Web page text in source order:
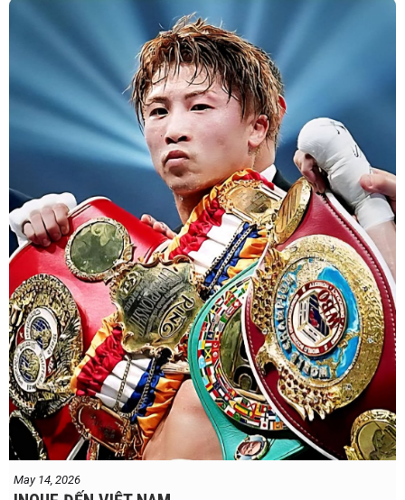
Hãy rủ bạn bè và gia đình cùng tham gia để tận hưởng một ngày
tuyệt vời và chứng kiến QUYỀN ANH Ở ĐỈNH CAO NHẤT!
Số lượng chỗ có hạn, hãy nhanh tay đăng ký!
Link đăng ký:
May 14, 2026